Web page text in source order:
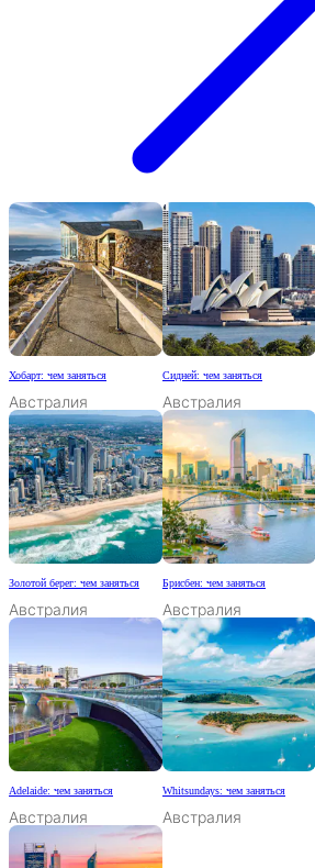
Хобарт: чем заняться
Австралия
Сидней: чем заняться
Австралия
Золотой берег: чем заняться
Австралия
Брисбен: чем заняться
Австралия
Adelaide: чем заняться
Австралия
Whitsundays: чем заняться
Австралия